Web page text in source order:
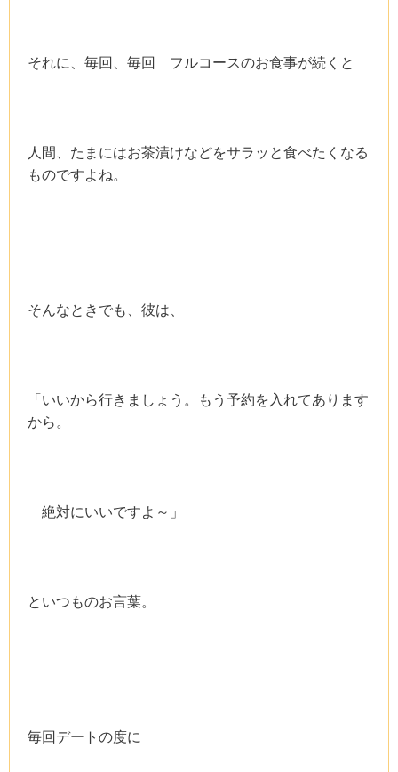
それに、毎回、毎回 フルコースのお食事が続くと
人間、たまにはお茶漬けなどをサラッと食べたくなる
ものですよね。
そんなときでも、彼は、
「いいから行きましょう。もう予約を入れてあります
から。
絶対にいいですよ～」
といつものお言葉。
毎回デートの度に